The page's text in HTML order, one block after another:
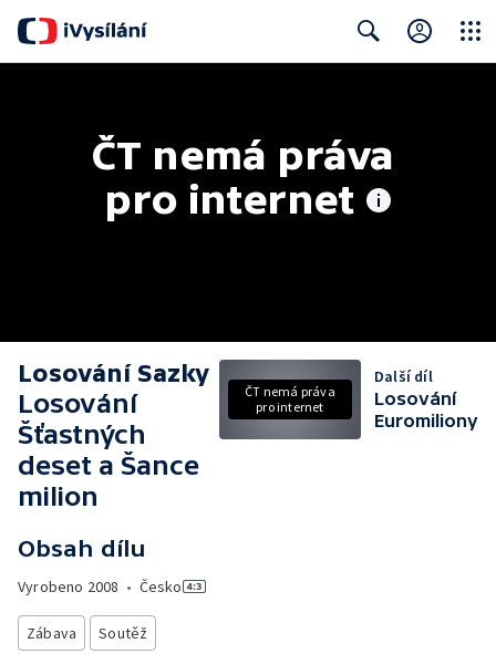
ČT nemá práva
pro internet
Losování Sazky
Losování
Šťastných
deset a Šance
milion
Obsah dílu
Vyrobeno 2008 • Česko
Zábava Soutěž
ČT nemá práva
pro internet
Další díl
Losování
Euromiliony